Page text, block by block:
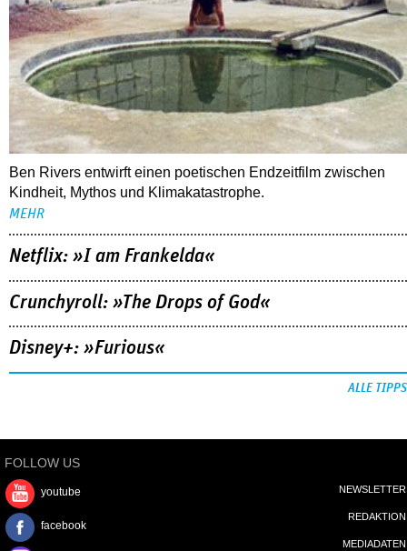
Ben Rivers entwirft einen poetischen Endzeitfilm zwischen
Kindheit, Mythos und Klimakatastrophe.
MEHR
Netflix: »I am Frankelda«
Crunchyroll: »The Drops of God«
Disney+: »Furious«
ALLE TIPPS
FOLLOW US
youtube
facebook
NEWSLETTER
REDAKTION
MEDIADATEN